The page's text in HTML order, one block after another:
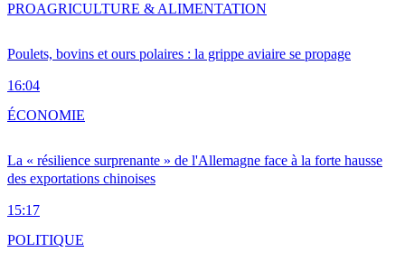
Poulets, bovins et ours polaires : la grippe aviaire se propage
16:04
PROAGRICULTURE & ALIMENTATION
La « résilience surprenante » de l'Allemagne face à la forte hausse
des exportations chinoises
15:17
ÉCONOMIE
POLITIQUE